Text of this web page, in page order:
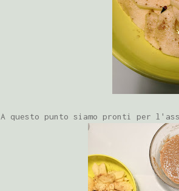
A questo punto siamo pronti per